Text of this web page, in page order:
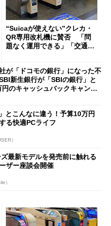
“Suicaが使えない”クレカ・
QR専用改札機に賛否 「問
題なく運用できる」「交通系I
が「ドコモの銀行」になった不
新生銀行が「SBIの銀行」と
円のキャッシュバックキャンペ
とこんなに違う！予算10万円
る快適PCライフ
）
最新モデルを発売前に触れる
ザー座談会開催
）